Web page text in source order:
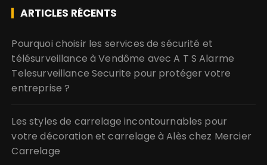
ARTICLES RÉCENTS
Pourquoi choisir les services de sécurité et
télésurveillance à Vendôme avec A T S Alarme
Telesurveillance Securite pour protéger votre
entreprise ?
Les styles de carrelage incontournables pour
votre décoration et carrelage à Alès chez Mercier
Carrelage